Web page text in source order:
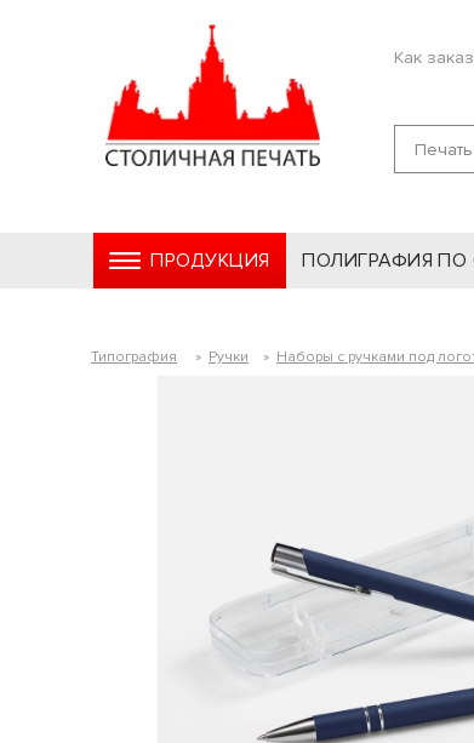
Как
ПРОДУКЦИЯ ПОЛИГРАФИЯ ПО
Типография » Ручки » Наборы с ручками под